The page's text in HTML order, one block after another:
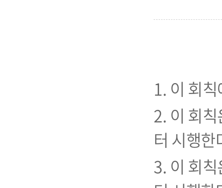
1. 이 회
2. 이 회
터 시행한
3. 이 회